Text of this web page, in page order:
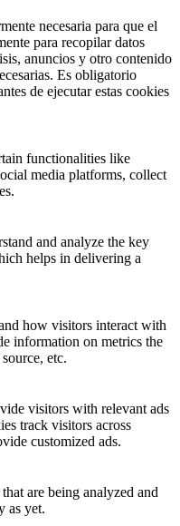
necesaria para que el
para recopilar datos
anuncios y otro contenido
Es obligatorio
de ejecutar estas cookies
functionalities like
media platforms, collect
and analyze the key
helps in delivering a
how visitors interact with
information on metrics the
etc.
visitors with relevant ads
track visitors across
customized ads.
are being analyzed and
as yet.